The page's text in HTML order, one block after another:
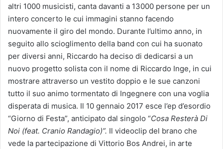
altri 1000 musicisti, canta davanti a 13000 persone per un
intero concerto le cui immagini stanno facendo
nuovamente il giro del mondo. Durante l’ultimo anno, in
seguito allo scioglimento della band con cui ha suonato
per diversi anni, Riccardo ha deciso di dedicarsi a un
nuovo progetto solista con il nome di Riccardo Inge, in cui
mostrare attraverso un vestito doppio e le sue canzoni
tutto il suo animo tormentato di Ingegnere con una voglia
disperata di musica. Il 10 gennaio 2017 esce l’ep d’esordio
“Giorno di Festa”, anticipato dal singolo “Cosa Resterà Di
Noi (feat. Cranio Randagio)”. Il videoclip del brano che
vede la partecipazione di Vittorio Bos Andrei, in arte